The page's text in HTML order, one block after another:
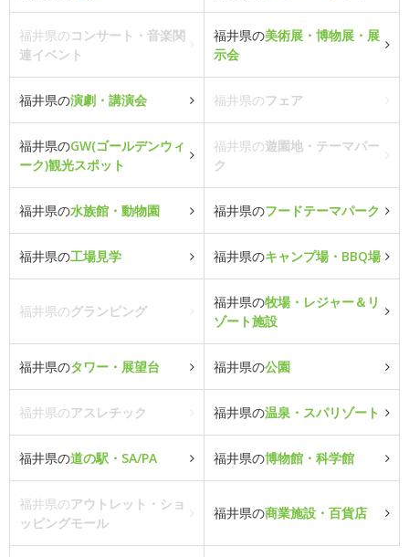
福井県のコンサート・音楽関
連イベント
福井県の美術展・博物展・展
示会
福井県の演劇・講演会 福井県のフェア
福井県のGW(ゴールデンウィ
ーク)観光スポット
福井県の遊園地・テーマパー
ク
福井県の水族館・動物園 福井県のフードテーマパーク
福井県の工場見学 福井県のキャンプ場・BBQ場
福井県のグランピング
福井県の牧場・レジャー＆リ
ゾート施設
福井県のタワー・展望台 福井県の公園
福井県のアスレチック 福井県の温泉・スパリゾート
福井県の道の駅・SA/PA 福井県の博物館・科学館
福井県のアウトレット・ショ
ッピングモール
福井県の商業施設・百貨店